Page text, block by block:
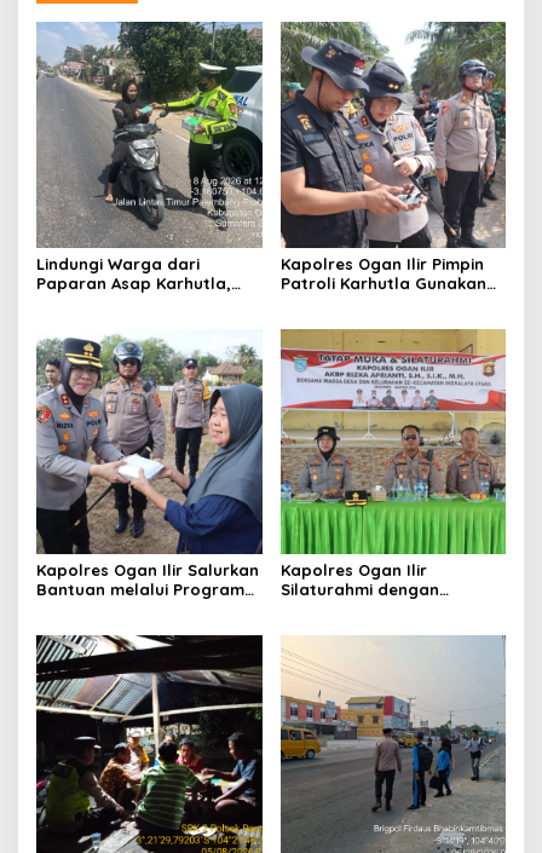
Lindungi Warga dari
Paparan Asap Karhutla,
di Lokasi Kebakaran
Kapolres Ogan Ilir Pimpin
Patroli Karhutla Gunakan
Hadapi Musim Kemarau
Kapolres Ogan Ilir Salurkan
Bantuan melalui Program
Masyarakat Desa Parit
Kapolres Ogan Ilir
Silaturahmi dengan
Kamtibmas dan Antisipasi
Karhutla